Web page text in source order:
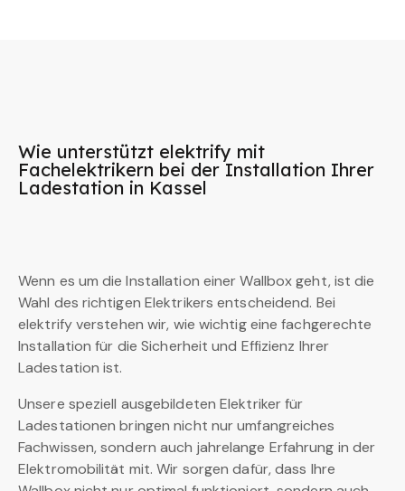
Wie unterstützt elektrify mit
Fachelektrikern bei der Installation Ihrer
Ladestation in Kassel
Wenn es um die Installation einer Wallbox geht, ist die
Wahl des richtigen Elektrikers entscheidend. Bei
elektrify verstehen wir, wie wichtig eine fachgerechte
Installation für die Sicherheit und Effizienz Ihrer
Ladestation ist.
Unsere speziell ausgebildeten Elektriker für
Ladestationen bringen nicht nur umfangreiches
Fachwissen, sondern auch jahrelange Erfahrung in der
Elektromobilität mit. Wir sorgen dafür, dass Ihre